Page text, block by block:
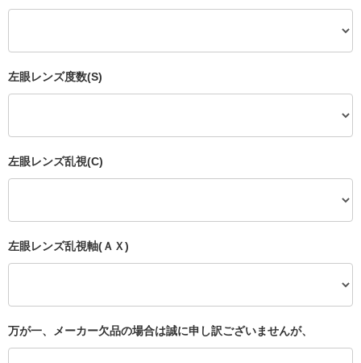
左眼レンズ度数(S)
左眼レンズ乱視(C)
左眼レンズ乱視軸(ＡＸ)
万が一、メーカー欠品の場合は誠に申し訳ございませんが、